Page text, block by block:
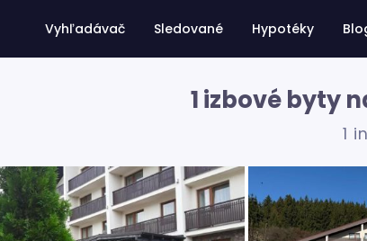
Vyhľadávač Sledované Hypotéky
1 izbové byty
1